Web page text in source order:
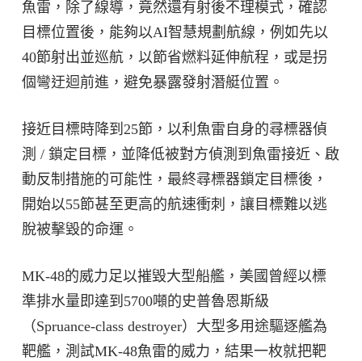
魚雷，除了線導，竟然還有射後不理模式，確認
目標位置後，能夠以AI智慧規劃航線，例如先以
40節射出並巡航，以節省燃料延伸航程，或是拐
個彎迂迴前進，避免暴露發射潛艇位置。
接近目標時降到25節，以利魚雷自身的尋標器偵
測 / 鎖定目標，並降低被對方偵測到魚雷接近、啟
動反制措施的可能性，最終尋標器鎖定目標後，
開始以55節甚至更高的航速衝刺，讓目標難以逃
脫被擊毀的命運。
MK-48的威力足以摧毀大型船艦，美國曾經以標
準排水量即達到5700噸的史普魯恩斯級
（Spruance-class destroyer）大型多用途驅逐艦為
靶艦，測試MK-48魚雷的威力，結果一枚就把靶